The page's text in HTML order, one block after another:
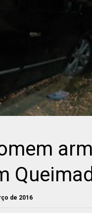
de 2016